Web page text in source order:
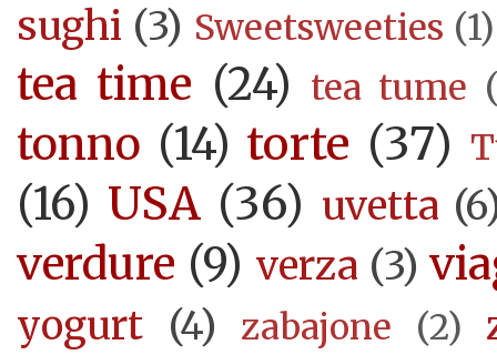
sughi (3) Sweetsweeties (1)
tea time (24) tea tume
tonno (14) torte (37)
(16) USA (36) uvetta
verdure (9) verza (3)
yogurt (4) zabajone (2)